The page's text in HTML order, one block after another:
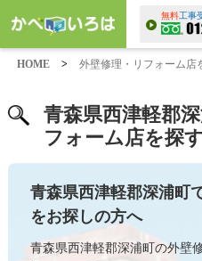
無料工事
HOME > 外壁修理・リフォーム店
青森県西津軽郡
フォーム店を探
青森県西津軽郡深浦町
をお探しの方へ
青森県西津軽郡深浦町の外壁